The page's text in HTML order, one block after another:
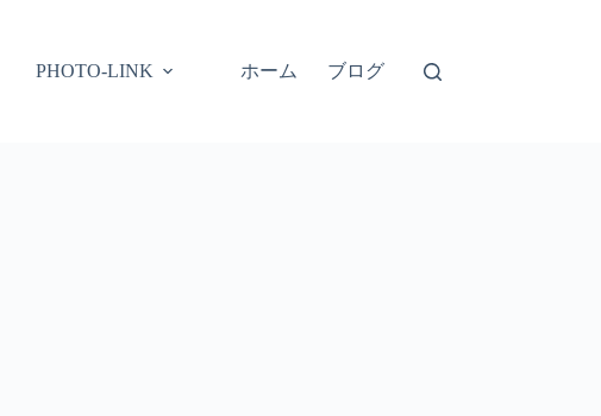
PHOTO-LINK ホーム ブログ